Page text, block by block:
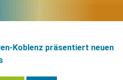
Koblenz präsentiert neuen